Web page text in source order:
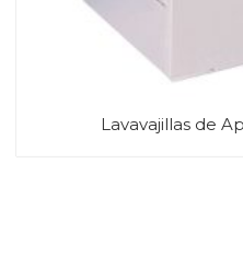
Lavavajillas de